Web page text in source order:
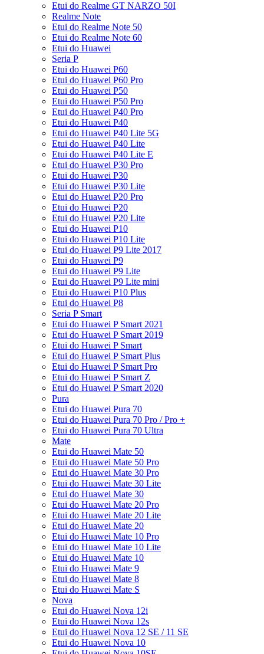
Etui do Realme GT NARZO 50I
Realme Note
Etui do Realme Note 50
Etui do Realme Note 60
Etui do Huawei
Seria P
Etui do Huawei P60
Etui do Huawei P60 Pro
Etui do Huawei P50
Etui do Huawei P50 Pro
Etui do Huawei P40 Pro
Etui do Huawei P40
Etui do Huawei P40 Lite 5G
Etui do Huawei P40 Lite
Etui do Huawei P40 Lite E
Etui do Huawei P30 Pro
Etui do Huawei P30
Etui do Huawei P30 Lite
Etui do Huawei P20 Pro
Etui do Huawei P20
Etui do Huawei P20 Lite
Etui do Huawei P10
Etui do Huawei P10 Lite
Etui do Huawei P9 Lite 2017
Etui do Huawei P9
Etui do Huawei P9 Lite
Etui do Huawei P9 Lite mini
Etui do Huawei P10 Plus
Etui do Huawei P8
Seria P Smart
Etui do Huawei P Smart 2021
Etui do Huawei P Smart 2019
Etui do Huawei P Smart
Etui do Huawei P Smart Plus
Etui do Huawei P Smart Pro
Etui do Huawei P Smart Z
Etui do Huawei P Smart 2020
Pura
Etui do Huawei Pura 70
Etui do Huawei Pura 70 Pro / Pro +
Etui do Huawei Pura 70 Ultra
Mate
Etui do Huawei Mate 50
Etui do Huawei Mate 50 Pro
Etui do Huawei Mate 30 Pro
Etui do Huawei Mate 30 Lite
Etui do Huawei Mate 30
Etui do Huawei Mate 20 Pro
Etui do Huawei Mate 20 Lite
Etui do Huawei Mate 20
Etui do Huawei Mate 10 Pro
Etui do Huawei Mate 10 Lite
Etui do Huawei Mate 10
Etui do Huawei Mate 9
Etui do Huawei Mate 8
Etui do Huawei Mate S
Nova
Etui do Huawei Nova 12i
Etui do Huawei Nova 12s
Etui do Huawei Nova 12 SE / 11 SE
Etui do Huawei Nova 10